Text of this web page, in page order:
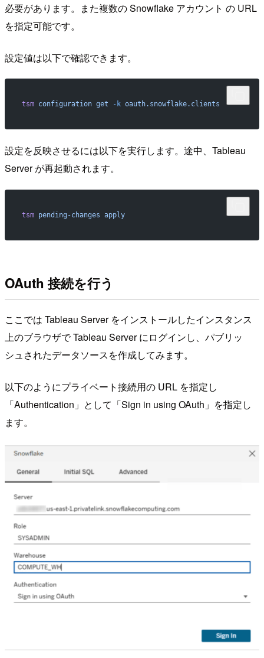
必要があります。また複数の Snowflake アカウント の URL
を指定可能です。
設定値は以下で確認できます。
tsm configuration get -k oauth.snowflake.clients
設定を反映させるには以下を実行します。途中、Tableau
Server が再起動されます。
tsm pending-changes apply
OAuth 接続を行う
ここでは Tableau Server をインストールしたインスタンス
上のブラウザで Tableau Server にログインし、パブリッ
シュされたデータソースを作成してみます。
以下のようにプライベート接続用の URL を指定し
「Authentication」として「Sign in using OAuth」を指定し
ます。